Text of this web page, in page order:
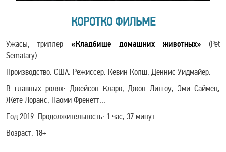
КОРОТКО ФИЛЬМЕ
Ужасы, триллер «Кладбище домашних животных» (Pet
Sematary).
Производство: США. Режиссер: Кевин Колш, Деннис Уидмайер.
В главных ролях: Джейсон Кларк, Джон Литгоу, Эми Саймец,
Жете Лоранс, Наоми Френетт...
Год 2019. Продолжительность: 1 час, 37 минут.
Возраст: 18+